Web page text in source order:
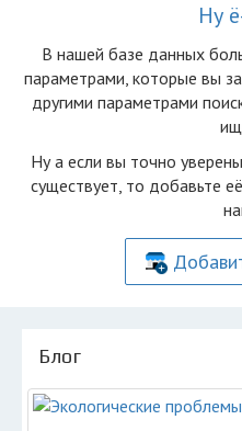
Ну
В нашей базе данных
параметрами, которые вы
другими параметрами
Ну а если вы точно
существует, то добавьте
Блог